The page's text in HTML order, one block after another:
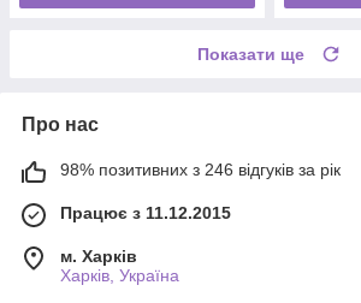
Показати ще
Про нас
98% позитивних з 246 відгуків за рік
Працює з 11.12.2015
м. Харків
Харків, Україна